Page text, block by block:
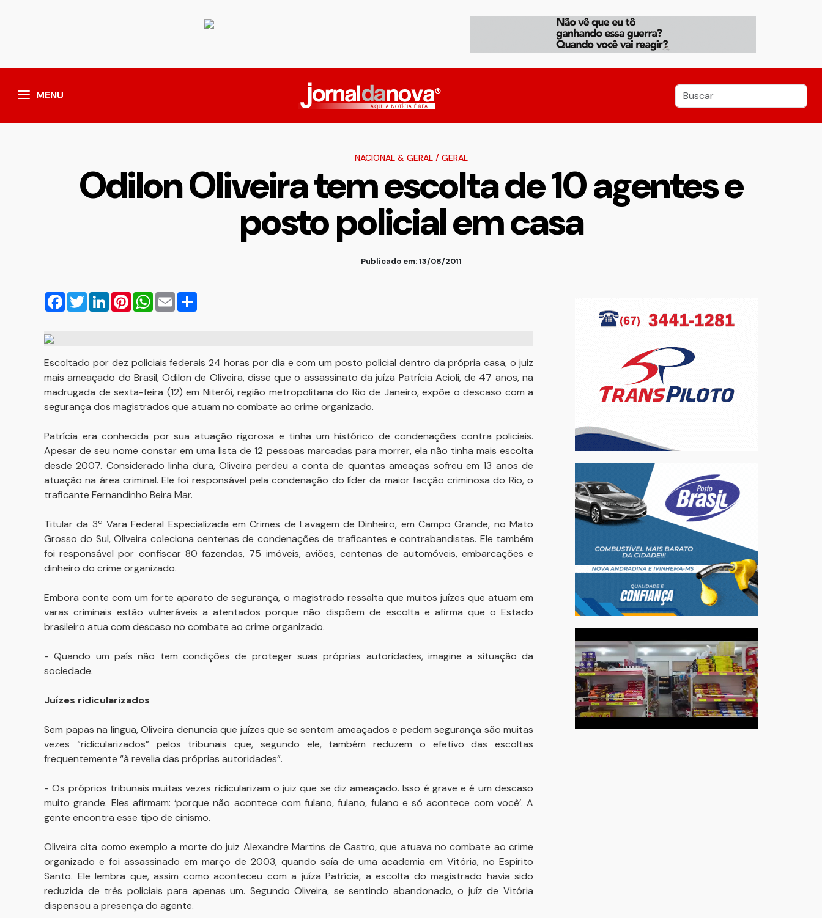
MENU
NACIONAL & GERAL/ GERAL
Odilon Oliveira tem escolta de 10 agentes e
posto policial em casa
Publicado em: 13/08/2011
Facebook
TwitterLinkedInPinterestWhatsApp
Email
Escoltado por dez policiais federais 24 horas por dia e com um posto policial dentro da própria casa, o juiz
mais ameaçado do Brasil, Odilon de Oliveira, disse que o assassinato da juíza Patrícia Acioli, de 47 anos, na
madrugada de sexta-feira (12) em Niterói, região metropolitana do Rio de Janeiro, expõe o descaso com a
segurança dos magistrados que atuam no combate ao crime organizado.
Patrícia era conhecida por sua atuação rigorosa e tinha um histórico de condenações contra policiais.
Apesar de seu nome constar em uma lista de 12 pessoas marcadas para morrer, ela não tinha mais escolta
desde 2007. Considerado linha dura, Oliveira perdeu a conta de quantas ameaças sofreu em 13 anos de
atuação na área criminal. Ele foi responsável pela condenação do líder da maior facção criminosa do Rio, o
traficante Fernandinho Beira Mar.
Titular da 3ª Vara Federal Especializada em Crimes de Lavagem de Dinheiro, em Campo Grande, no Mato
Grosso do Sul, Oliveira coleciona centenas de condenações de traficantes e contrabandistas. Ele também
foi responsável por confiscar 80 fazendas, 75 imóveis, aviões, centenas de automóveis, embarcações e
dinheiro do crime organizado.
Embora conte com um forte aparato de segurança, o magistrado ressalta que muitos juízes que atuam em
varas criminais estão vulneráveis a atentados porque não dispõem de escolta e afirma que o Estado
brasileiro atua com descaso no combate ao crime organizado.
- Quando um país não tem condições de proteger suas próprias autoridades, imagine a situação da
sociedade.
Juízes ridicularizados
Sem papas na língua, Oliveira denuncia que juízes que se sentem ameaçados e pedem segurança são muitas
vezes “ridicularizados” pelos tribunais que, segundo ele, também reduzem o efetivo das escoltas
frequentemente “à revelia das próprias autoridades”.
- Os próprios tribunais muitas vezes ridicularizam o juiz que se diz ameaçado. Isso é grave e é um descaso
muito grande. Eles afirmam: ‘porque não acontece com fulano, fulano, fulano e só acontece com você’. A
gente encontra esse tipo de cinismo.
Oliveira cita como exemplo a morte do juiz Alexandre Martins de Castro, que atuava no combate ao crime
organizado e foi assassinado em março de 2003, quando saía de uma academia em Vitória, no Espírito
Santo. Ele lembra que, assim como aconteceu com a juíza Patrícia, a escolta do magistrado havia sido
reduzida de três policiais para apenas um. Segundo Oliveira, se sentindo abandonado, o juíz de Vitória
dispensou a presença do agente.